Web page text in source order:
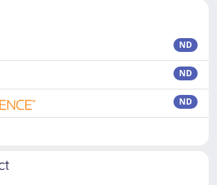
ND
ND
ND